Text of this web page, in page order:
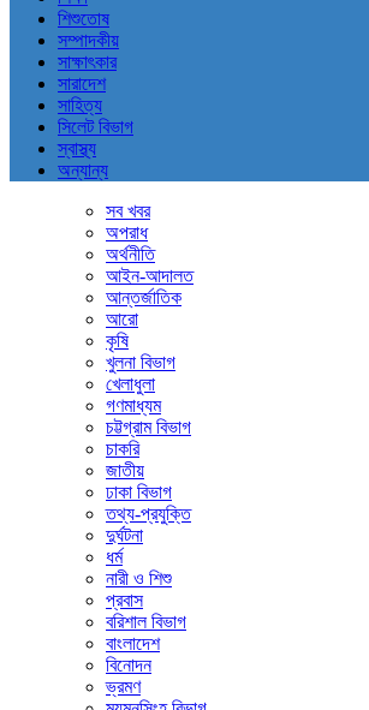
শিশুতোষ
সম্পাদকীয়
সাক্ষাৎকার
সারাদেশ
সাহিত্য
সিলেট বিভাগ
স্বাস্থ্য
অন্যান্য
সব খবর
অপরাধ
অর্থনীতি
আইন-আদালত
আন্তর্জাতিক
আরো
কৃষি
খুলনা বিভাগ
খেলাধুলা
গণমাধ্যম
চট্টগ্রাম বিভাগ
চাকরি
জাতীয়
ঢাকা বিভাগ
তথ্য-প্রযুক্তি
দুর্ঘটনা
ধর্ম
নারী ও শিশু
প্রবাস
বরিশাল বিভাগ
বাংলাদেশ
বিনোদন
ভ্রমণ